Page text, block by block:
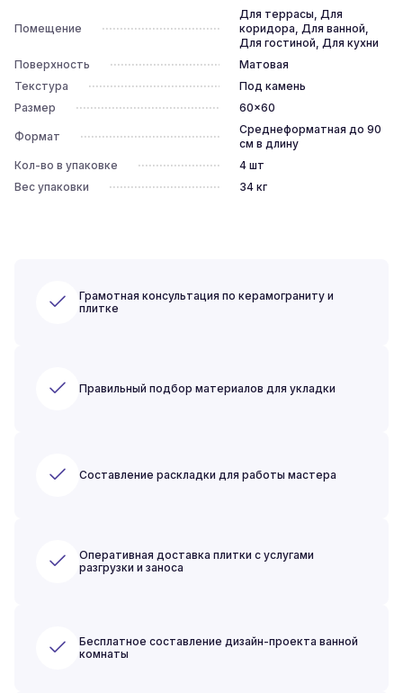
Помещение
Для террасы, Для
коридора, Для ванной,
Для гостиной, Для кухни
Поверхность
Матовая
Текстура
Под камень
Размер
60x60
Формат
Среднеформатная до 90
см в длину
Кол-во в упаковке
4шт
Вес упаковки
34кг
Грамотная консультация по керамограниту и
плитке
Правильный подбор материалов для укладки
Составление раскладки для работы мастера
Оперативная доставка плитки с услугами
разгрузки и заноса
Бесплатное составление дизайн-проекта ванной
комнаты